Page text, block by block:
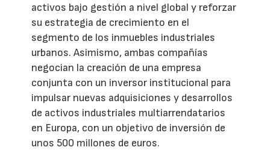
activos bajo gestión a nivel global y reforzar
su estrategia de crecimiento en el
segmento de los inmuebles industriales
urbanos. Asimismo, ambas compañías
negocian la creación de una empresa
conjunta con un inversor institucional para
impulsar nuevas adquisiciones y desarrollos
de activos industriales multiarrendatarios
en Europa, con un objetivo de inversión de
unos 500 millones de euros.